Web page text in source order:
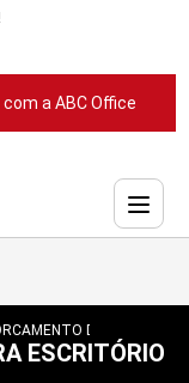
com a ABC Office
PARA ESCRITORIO
DE ARQUIVO
ESCRITÓRIO